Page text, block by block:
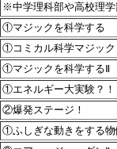
※中学理科部や高校理
①マジックを科学する
①コミカル科学マジック
①マジックを科学するⅡ
①エネルギー大実験？！
②爆発ステージ！
①ふしぎな動きをする物